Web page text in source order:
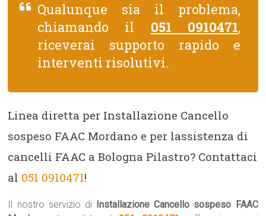
Qualunque sia il problema,
chiamando il 051 0910471,
riceverai supporto rapido e
interventi risolutivi.
Linea diretta per Installazione Cancello
sospeso FAAC Mordano e per lassistenza di
cancelli FAAC a Bologna Pilastro? Contattaci
al 051 0910471!
Il nostro servizio di Installazione Cancello sospeso FAAC